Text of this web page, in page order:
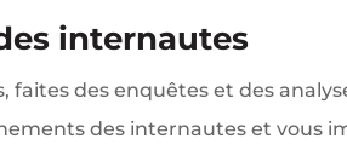
internautes
faites des enquêtes et des
des internautes et vous